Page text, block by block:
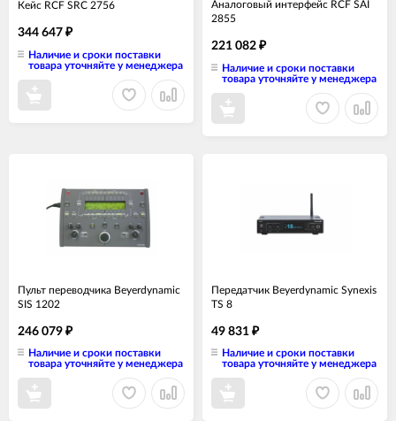
Кейс RCF SRC 2756
344 647 ₽
Наличие и сроки поставки
товара уточняйте у менеджера
Аналоговый интерфейс RCF SAI
2855
221 082 ₽
Наличие и сроки поставки
товара уточняйте у менеджера
Пульт переводчика Beyerdynamic
SIS 1202
246 079 ₽
Наличие и сроки поставки
товара уточняйте у менеджера
Передатчик Beyerdynamic Synexis
TS 8
49 831 ₽
Наличие и сроки поставки
товара уточняйте у менеджера